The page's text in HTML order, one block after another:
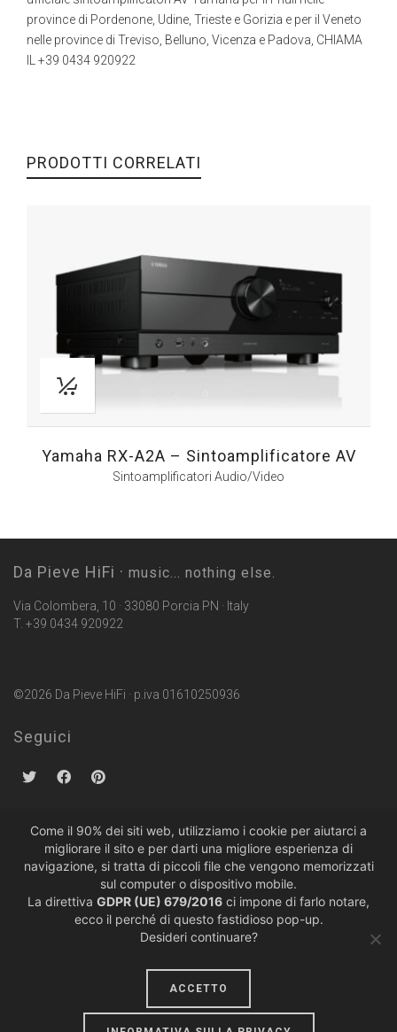
province di Pordenone, Udine, Trieste e Gorizia e per il Veneto
nelle province di Treviso, Belluno, Vicenza e Padova, CHIAMA
IL +39 0434 920922
PRODOTTI CORRELATI
Yamaha RX-A2A – Sintoamplificatore AV
Sintoamplificatori Audio/Video
Da Pieve HiFi · music... nothing else.
Via Colombera, 10 · 33080 Porcia PN · Italy
T. +39 0434 920922
©2026 Da Pieve HiFi · p.iva 01610250936
Seguici
Politiche sulla Privacy· Condizioni di Vendita
design by
Come il 90% dei siti web, utilizziamo i cookie per aiutarci a
migliorare il sito e per darti una migliore esperienza di
navigazione, si tratta di piccoli file che vengono memorizzati
sul computer o dispositivo mobile.
La direttiva GDPR (UE) 679/2016 ci impone di farlo notare,
ecco il perché di questo fastidioso pop-up.
Desideri continuare?
ACCETTO